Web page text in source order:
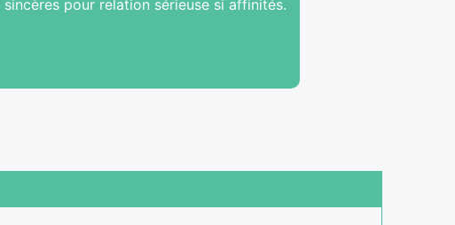
pour relation sérieuse si affinités.